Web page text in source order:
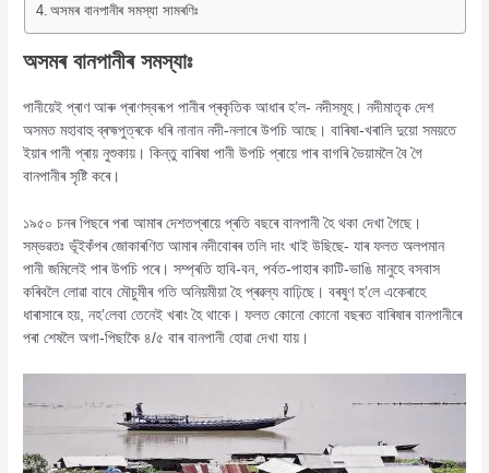
অসমৰ বানপানীৰ সমস্যা সামৰণিঃ
অসমৰবানপানীৰ সমস্যাঃ
পানীয়েই প্ৰাণ আৰু প্ৰাণস্বৰূপ পানীৰ প্ৰকৃতিক আধাৰ হ’ল- নদীসমূহ। নদীমাতৃক দেশ
অসমত মহাবাহু ব্ৰহ্মপুত্ৰকে ধৰি নানান নদী-নলাৰে উপচি আছে। বাৰিষা-খৰালি দুয়ো সময়তে
ইয়াৰ পানী প্ৰায় নুশুকায়। কিন্তু বাৰিষা পানী উপচি প্ৰায়ে পাৰ বাগৰি ভৈয়ামলৈ বৈ গৈ
বানপানীৰ সৃষ্টি কৰে।
১৯৫০ চনৰ পিছৰে পৰা আমাৰ দেশতপ্ৰায়ে প্ৰতি বছৰে বানপানী হৈ থকা দেখা গৈছে।
সম্ভৱতঃ ভূঁইকঁপৰ জোকাৰণিত আমাৰ নদীবোৰৰ তলি দাং খাই উছিছে- যাৰ ফলত অলপমান
পানী জমিলেই পাৰ উপচি পৰে। সম্প্ৰতি হাবি-বন, পৰ্বত-পাহাৰ কাটি-ভাঙি মানুহে বসবাস
কৰিবলৈ লোৱা বাবে মৌচুমীৰ গতি অনিয়মীয়া হৈ প্ৰৱল্য বাঢ়িছে। বৰষুণ হ’লে একেৰাহে
ধাৰাসাৰে হয়, নহ’লেবা তেনেই খৰাং হৈ থাকে। ফলত কোনো কোনো বছৰত বাৰিষাৰ বানপানীৰে
পৰা শেষলৈ অগা-পিছাকৈ ৪/৫ বাৰ বানপানী হোৱা দেখা যায়।